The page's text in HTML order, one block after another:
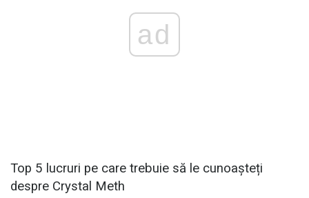
ad
Top 5 lucruri pe care trebuie să le cunoașteți
despre Crystal Meth